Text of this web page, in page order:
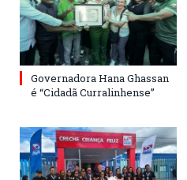
Governadora Hana Ghassan
é “Cidadã Curralinhense”